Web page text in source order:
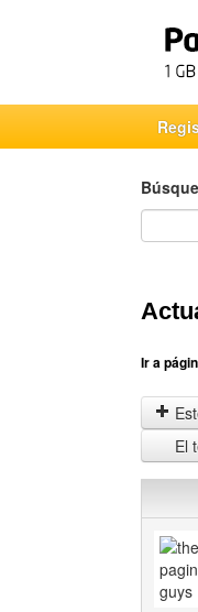
Ir a
El